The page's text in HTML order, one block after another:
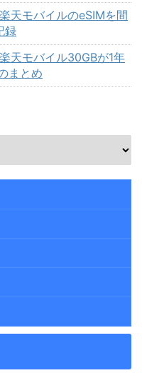
天モバイルのeSIMを間
録
天モバイル30GBが1年
まとめ